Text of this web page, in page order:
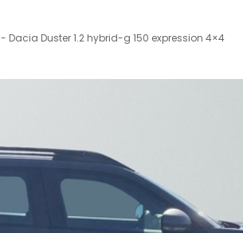
- Dacia Duster 1.2 hybrid-g 150 expression 4×4